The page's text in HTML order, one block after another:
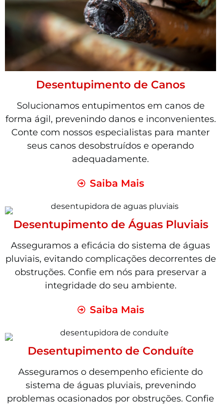
Desentupimento de Canos
Solucionamos entupimentos em canos de
forma ágil, prevenindo danos e inconvenientes.
Conte com nossos especialistas para manter
seus canos desobstruídos e operando
adequadamente.
Saiba Mais
Desentupimento de Águas Pluviais
Asseguramos a eficácia do sistema de águas
pluviais, evitando complicações decorrentes de
obstruções. Confie em nós para preservar a
integridade do seu ambiente.
Saiba Mais
Desentupimento de Conduíte
Asseguramos o desempenho eficiente do
sistema de águas pluviais, prevenindo
problemas ocasionados por obstruções. Confie